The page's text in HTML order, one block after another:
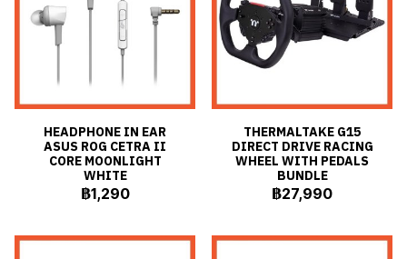
HEADPHONE IN EAR
ASUS ROG CETRA II
CORE MOONLIGHT
WHITE
฿1,290
THERMALTAKE G15
DIRECT DRIVE RACING
WHEEL WITH PEDALS
BUNDLE
฿27,990